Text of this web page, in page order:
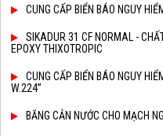
CUNG CẤP BIỂN BÁO NGUY
SIKADUR 31 CF NORMAL -
EPOXY THIXOTROPIC
CUNG CẤP BIỂN BÁO NGUY
W.224”
BĂNG CẢN NƯỚC CHO MẠCH